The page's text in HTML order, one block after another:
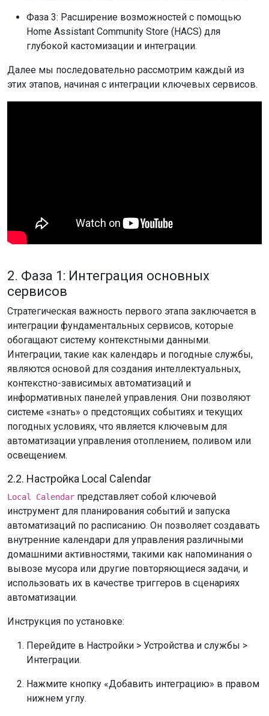
Фаза 3: Расширение возможностей с помощью
Home Assistant Community Store (HACS) для
глубокой кастомизации и интеграции.
Далее мы последовательно рассмотрим каждый из
этих этапов, начиная с интеграции ключевых сервисов.
2. Фаза 1: Интеграция основных
сервисов
Стратегическая важность первого этапа заключается в
интеграции фундаментальных сервисов, которые
обогащают систему контекстными данными.
Интеграции, такие как календарь и погодные службы,
являются основой для создания интеллектуальных,
контекстно-зависимых автоматизаций и
информативных панелей управления. Они позволяют
системе «знать» о предстоящих событиях и текущих
погодных условиях, что является ключевым для
автоматизации управления отоплением, поливом или
освещением.
2.2. Настройка Local Calendar
Local Calendar представляет собой ключевой
инструмент для планирования событий и запуска
автоматизаций по расписанию. Он позволяет создавать
внутренние календари для управления различными
домашними активностями, такими как напоминания о
вывозе мусора или другие повторяющиеся задачи, и
использовать их в качестве триггеров в сценариях
автоматизации.
Инструкция по установке:
Перейдите в Настройки > Устройства и службы >
Интеграции.
Нажмите кнопку «Добавить интеграцию» в правом
нижнем углу.